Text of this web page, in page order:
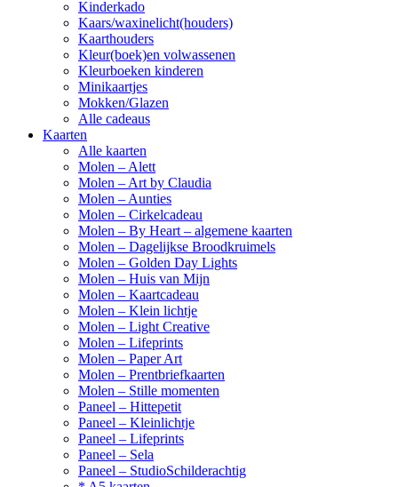
Kinderkado
Kaars/waxinelicht(houders)
Kaarthouders
Kleur(boek)en volwassenen
Kleurboeken kinderen
Minikaartjes
Mokken/Glazen
Alle cadeaus
Kaarten
Alle kaarten
Molen – Alett
Molen – Art by Claudia
Molen – Aunties
Molen – Cirkelcadeau
Molen – By Heart – algemene kaarten
Molen – Dagelijkse Broodkruimels
Molen – Golden Day Lights
Molen – Huis van Mijn
Molen – Kaartcadeau
Molen – Klein lichtje
Molen – Light Creative
Molen – Lifeprints
Molen – Paper Art
Molen – Prentbriefkaarten
Molen – Stille momenten
Paneel – Hittepetit
Paneel – Kleinlichtje
Paneel – Lifeprints
Paneel – Sela
Paneel – StudioSchilderachtig